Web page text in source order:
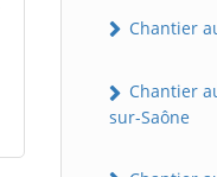
Chantier
Chantier
sur-Saône